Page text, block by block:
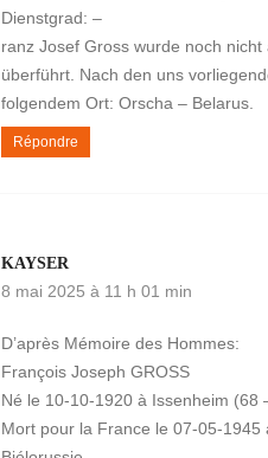
Dienstgrad: –
ranz Josef Gross wurde noch
überführt. Nach den uns
folgendem Ort: Orscha – Belarus.
Répondre
KAYSER
8 mai 2025 à 11 h 01 min
D’après Mémoire des Hommes:
François Joseph GROSS
Né le 10-10-1920 à Issenheim (68
Mort pour la France le 07-05-1945